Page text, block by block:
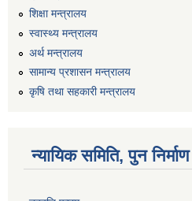
शिक्षा मन्त्रालय
स्वास्थ्य मन्त्रालय
अर्थ मन्त्रालय
सामान्य प्रशासन मन्त्रालय
कृषि तथा सहकारी मन्त्रालय
न्यायिक समिति, पुन